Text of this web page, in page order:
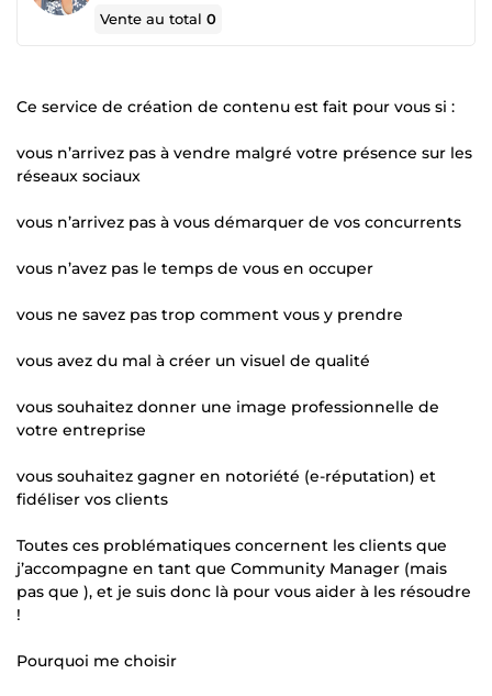
Vente au total0
Ce service de création de contenu est fait pour vous si :
vous n’arrivez pas à vendre malgré votre présence sur les
réseaux sociaux
vous n’arrivez pas à vous démarquer de vos concurrents
vous n’avez pas le temps de vous en occuper
vous ne savez pas trop comment vous y prendre
vous avez du mal à créer un visuel de qualité
vous souhaitez donner une image professionnelle de
votre entreprise
vous souhaitez gagner en notoriété (e-réputation) et
fidéliser vos clients
Toutes ces problématiques concernent les clients que
j’accompagne en tant que Community Manager (mais
pas que ), et je suis donc là pour vous aider à les résoudre
!
Pourquoi me choisir